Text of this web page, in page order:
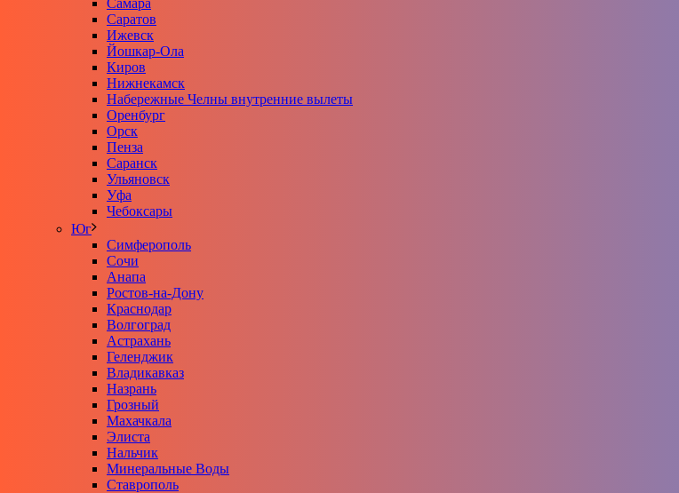
Самара
Саратов
Ижевск
Йошкар-Ола
Киров
Нижнекамск
Набережные Челны внутренние вылеты
Оренбург
Орск
Пенза
Саранск
Ульяновск
Уфа
Чебоксары
Юг
Симферополь
Сочи
Анапа
Ростов-на-Дону
Краснодар
Волгоград
Астрахань
Геленджик
Владикавказ
Назрань
Грозный
Махачкала
Элиста
Нальчик
Минеральные Воды
Ставрополь